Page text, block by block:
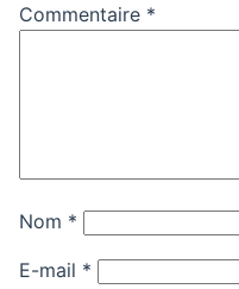
Commentaire *
Nom *
E-mail *